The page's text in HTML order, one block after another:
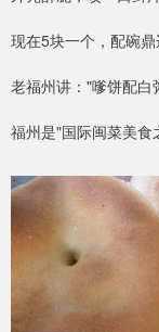
现在5块一个，配碗鼎
老福州讲："嗲饼配白
福州是"国际闽菜美食